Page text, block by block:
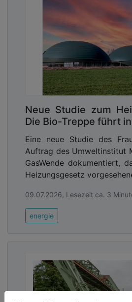
Neue Studie zum
Die Bio-Treppe führt
Eine neue Studie des
Auftrag des Umweltinstitut
GasWende dokumentiert,
Heizungsgesetz
09.07.2026, Lesezeit ca. 3
energie